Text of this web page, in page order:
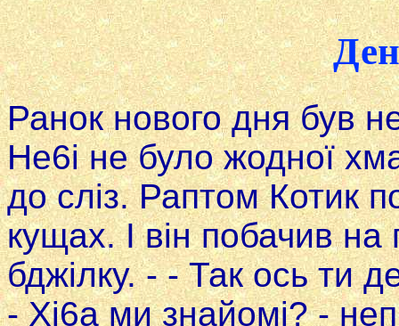
Ранок нового дня був
He6i не було жодної
до сліз. Раптом Котик
кущах. I він побачив на
бджілку. - - Так ось ти
- Xi6a ми знайомі? -